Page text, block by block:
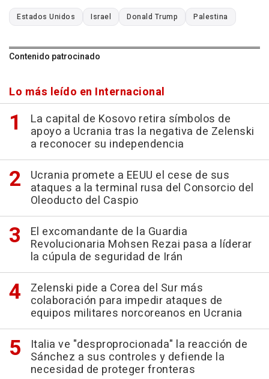
Estados Unidos Israel Donald Trump Palestina
Contenido patrocinado
Lo más leído en Internacional
La capital de Kosovo retira símbolos de
apoyo a Ucrania tras la negativa de Zelenski
a reconocer su independencia
Ucrania promete a EEUU el cese de sus
ataques a la terminal rusa del Consorcio del
Oleoducto del Caspio
El excomandante de la Guardia
Revolucionaria Mohsen Rezai pasa a líderar
la cúpula de seguridad de Irán
Zelenski pide a Corea del Sur más
colaboración para impedir ataques de
equipos militares norcoreanos en Ucrania
Italia ve "desproprocionada" la reacción de
Sánchez a sus controles y defiende la
necesidad de proteger fronteras